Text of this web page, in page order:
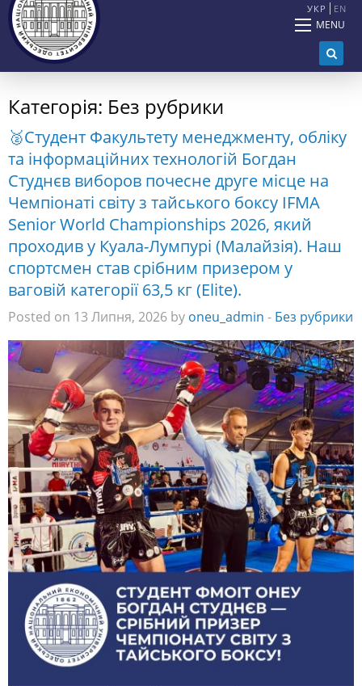
УКР EN
MENU
Категорія: Без рубрики
🥈Студент Факультету менеджменту, обліку
та інформаційних технологій Богдан
Студнєв виборов почесне друге місце на
Чемпіонаті світу з тайського боксу IFMA
Senior World Championships 2026, який
проходив у Куала-Лумпурі (Малайзія). Наш
спортсмен став срібним призером у
ваговій категорії 63,5 кг (Elite).
Posted on 13 Липня, 2026 by oneu_admin - Без рубрики